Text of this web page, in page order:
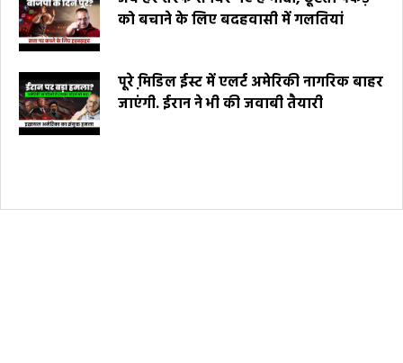
को बचाने के लिए बदहवासी में गलतियां
पूरे मि़डिल ईस्ट में एलर्ट अमेरिकी नागरिक बाहर
जाएंगी. ईरान ने भी की जवाबी तैयारी